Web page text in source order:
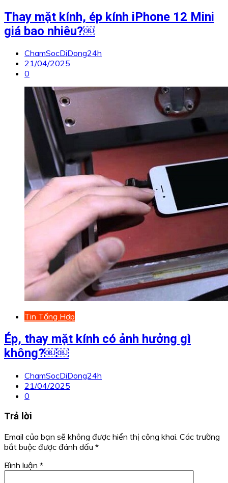
Thay mặt kính, ép kính iPhone 12 Mini
giá bao nhiêu?￼
ChamSocDiDong24h
21/04/2025
0
Tin Tổng Hợp
Ép, thay mặt kính có ảnh hưởng gì
không?￼￼
ChamSocDiDong24h
21/04/2025
0
Trả lời
Email của bạn sẽ không được hiển thị công khai. Các trường
bắt buộc được đánh dấu *
Bình luận *